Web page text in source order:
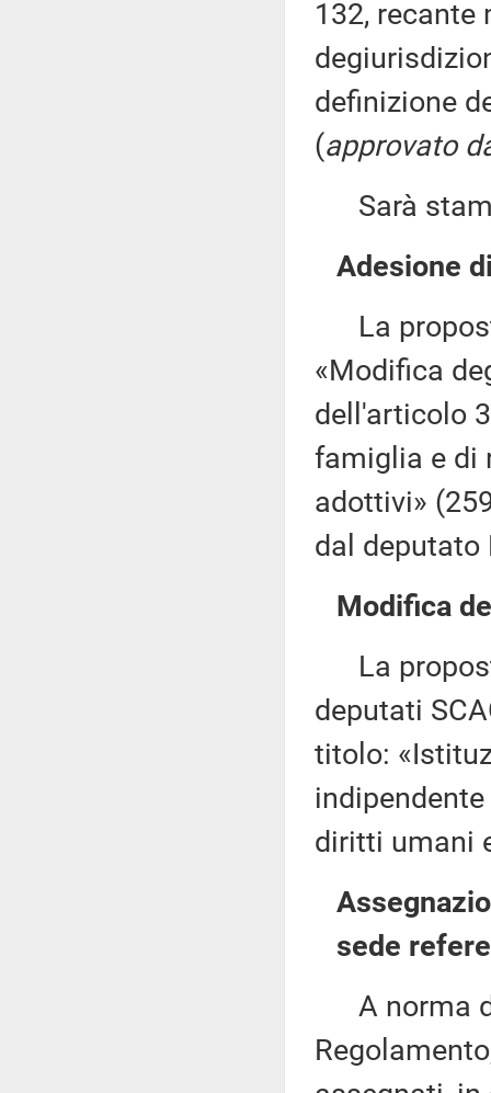
132, recante
definizione
(approvato
Sarà
Adesione
La
«Modifica
dell'articolo
famiglia e di
adottivi»
dal deputato
Modifica
La
deputati
titolo:
diritti umani
sede
A norma